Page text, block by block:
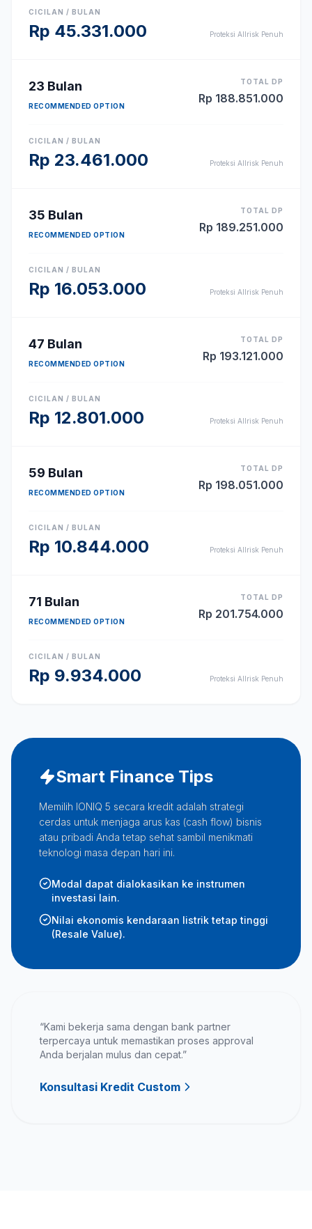
CICILAN / BULAN
Rp 45.331.000 Proteksi Allrisk Penuh
23 Bulan
RECOMMENDED OPTION
TOTAL DP
Rp 188.851.000
CICILAN / BULAN
Rp 23.461.000 Proteksi Allrisk Penuh
35 Bulan
RECOMMENDED OPTION
TOTAL DP
Rp 189.251.000
CICILAN / BULAN
Rp 16.053.000 Proteksi Allrisk Penuh
47 Bulan
RECOMMENDED OPTION
TOTAL DP
Rp 193.121.000
CICILAN / BULAN
Rp 12.801.000 Proteksi Allrisk Penuh
59 Bulan
RECOMMENDED OPTION
TOTAL DP
Rp 198.051.000
CICILAN / BULAN
Rp 10.844.000 Proteksi Allrisk Penuh
71 Bulan
RECOMMENDED OPTION
TOTAL DP
Rp 201.754.000
CICILAN / BULAN
Rp 9.934.000 Proteksi Allrisk Penuh
Smart Finance Tips
Memilih IONIQ 5 secara kredit adalah strategi
cerdas untuk menjaga arus kas (cash flow) bisnis
atau pribadi Anda tetap sehat sambil menikmati
teknologi masa depan hari ini.
Modal dapat dialokasikan ke instrumen
investasi lain.
Nilai ekonomis kendaraan listrik tetap tinggi
(Resale Value).
“Kami bekerja sama dengan bank partner
terpercaya untuk memastikan proses approval
Anda berjalan mulus dan cepat.”
Konsultasi Kredit Custom